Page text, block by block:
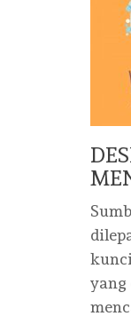
yang